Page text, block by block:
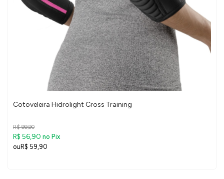
Cotoveleira Hidrolight Cross Training
R$ 99,90
R$ 56,90 no Pix
R$ 59,90